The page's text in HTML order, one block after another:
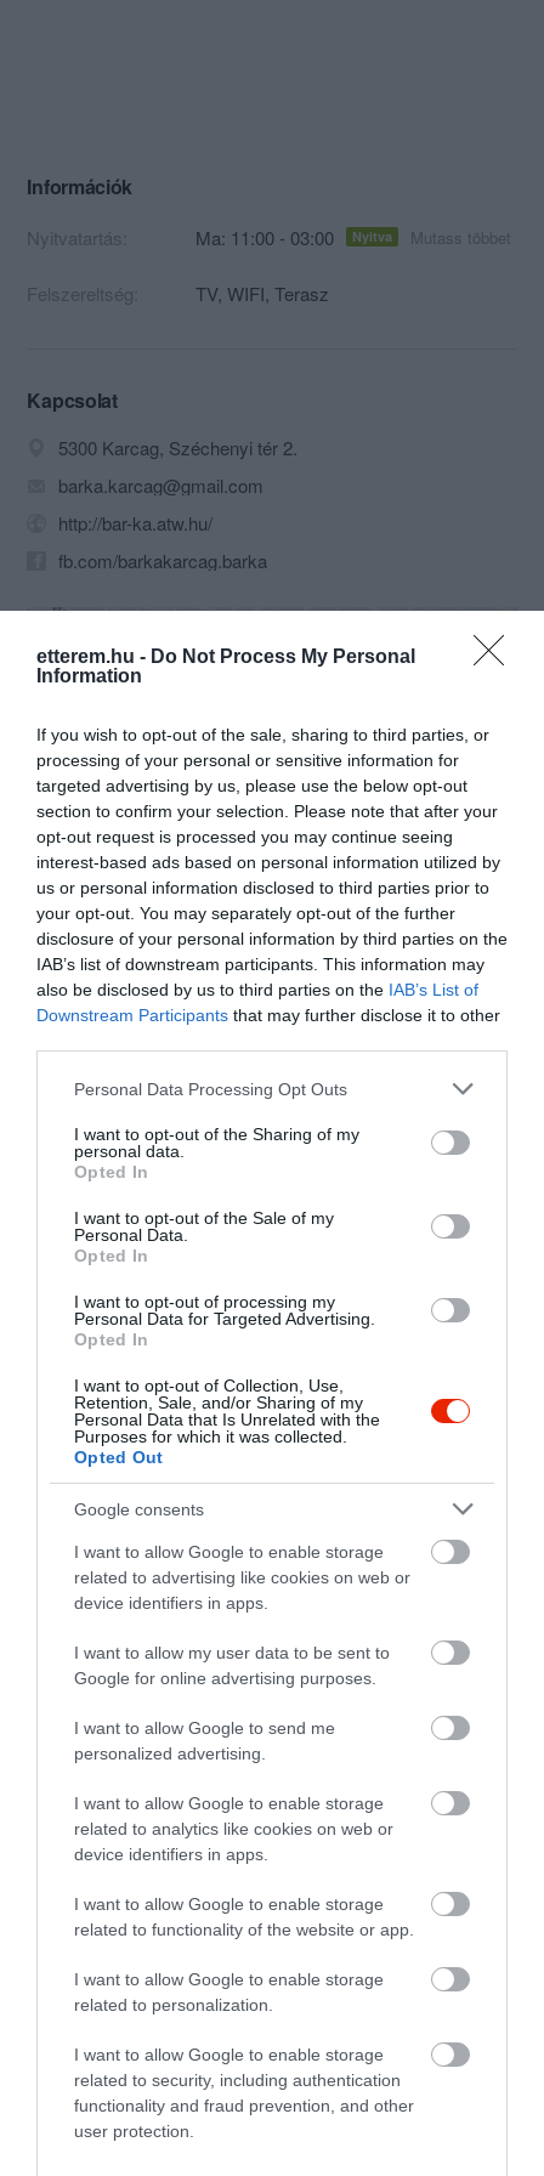
etterem.hu - Do Not Process My Personal
Information
If you wish to opt-out of the sale, sharing to third parties, or
processing of your personal or sensitive information for
targeted advertising by us, please use the below opt-out
section to confirm your selection. Please note that after your
opt-out request is processed you may continue seeing
interest-based ads based on personal information utilized by
us or personal information disclosed to third parties prior to
your opt-out. You may separately opt-out of the further
disclosure of your personal information by third parties on the
IAB’s list of downstream participants. This information may
also be disclosed by us to third parties on the IAB’s List of
Downstream Participants that may further disclose it to other
Please note that this website/app uses one or more Google
not limited to your visit or usage behaviour. You may click to
grant or deny consent to Google and its third-party tags to
use your data for below specified purposes in below Google
consent section.
Personal Data Processing Opt Outs
I want to opt-out of the Sharing of my
personal data.
Opted In
I want to opt-out of the Sale of my
Personal Data.
Opted In
I want to opt-out of processing my
Personal Data for Targeted Advertising.
Opted In
I want to opt-out of Collection, Use,
Retention, Sale, and/or Sharing of my
Personal Data that Is Unrelated with the
Purposes for which it was collected.
Opted Out
Google consents
I want to allow Google to enable storage
related to advertising like cookies on web or
device identifiers in apps.
I want to allow my user data to be sent to
Google for online advertising purposes.
I want to allow Google to send me
personalized advertising.
I want to allow Google to enable storage
related to analytics like cookies on web or
device identifiers in apps.
I want to allow Google to enable storage
related to functionality of the website or app.
I want to allow Google to enable storage
related to personalization.
I want to allow Google to enable storage
related to security, including authentication
functionality and fraud prevention, and other
user protection.
Információk
Nyitvatartás: Ma: 11:00 - 03:00 Nyitva Mutass többet
Felszereltség: TV, WIFI, Terasz
Kapcsolat
5300 Karcag, Széchenyi tér 2.
barka.karcag@gmail.com
http://bar-ka.atw.hu/
fb.com/barkakarcag.barka
Probléma jelentése Te vagy a tulajdonos?
Értékelések
5.0
Összesen 2
5 2
1
Szentannai Zsuzsa
2009. November 19.
Rendszeresen megfordulunk a
bárban. Nagyon meg vagyunk
elégedve a felszolgálással,
amely gyors és színvonalas. A
felszolgálók aranyosak,
kedvesek és segítőkészek
voltak az italkülönlegességek
és koktélok széles kínálatából
kiválasztani a megfelelőt.
Mindemellett elfogadható áron
kínálják őket.
mindenkinek!